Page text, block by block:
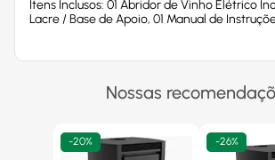
Itens Inclusos: 01 Abridor de Vinho Elétrico
Lacre / Base de Apoio, 01 Manual de
Nossas
-20% -26%